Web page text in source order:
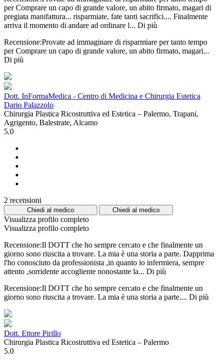
per Comprare un capo di grande valore, un abito firmato, magari di
pregiata manifattura... risparmiate, fate tanti sacrifici.... Finalmente
arriva il momento di andare ad ordinare l... Di più
Recensione:Provate ad immaginare di risparmiare per tanto tempo
per Comprare un capo di grande valore, un abito firmato, magari...
Di più
Dott. InFormaMedica - Centro di Medicina e Chirurgia Estetica
Dario Palazzolo
Chirurgia Plastica Ricostruttiva ed Estetica – Palermo, Trapani,
Agrigento, Balestrate, Alcamo
5.0
2 recensioni
Chiedi al medico Chiedi al medico
Visualizza profilo completo
Visualizza profilo completo
Recensione:Il DOTT che ho sempre cercato e che finalmente un
giorno sono riuscita a trovare. La mia è una storia a parte. Dapprima
l'ho conosciuto da professionista ,in quanto io infermiera, sempre
attento ,sorridente accogliente nonostante la... Di più
Recensione:Il DOTT che ho sempre cercato e che finalmente un
giorno sono riuscita a trovare. La mia è una storia a parte.... Di più
Dott. Ettore Pirillo
Chirurgia Plastica Ricostruttiva ed Estetica – Palermo
5.0